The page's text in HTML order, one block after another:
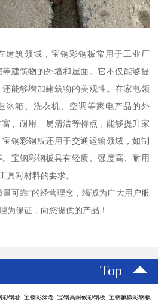
建筑领域，宝钢彩钢板常用于工业厂
建筑物的外墙和屋面。它不仅能够提
能够增加建筑物的美观性。在家电领
冰箱、洗衣机、空调等家电产品的外
、耐用、易清洁等特点，能够提升家
钢彩钢板还用于交通运输领域，如制
宝钢彩钢板具有轻质、强度高、耐用
具对材料的要求。
可靠”的经营理念，竭诚为广大用户服
为保证，向您提供的产品！
Top
钢卷 宝钢彩涂卷 宝钢高耐候彩钢板 宝钢氟碳彩钢板